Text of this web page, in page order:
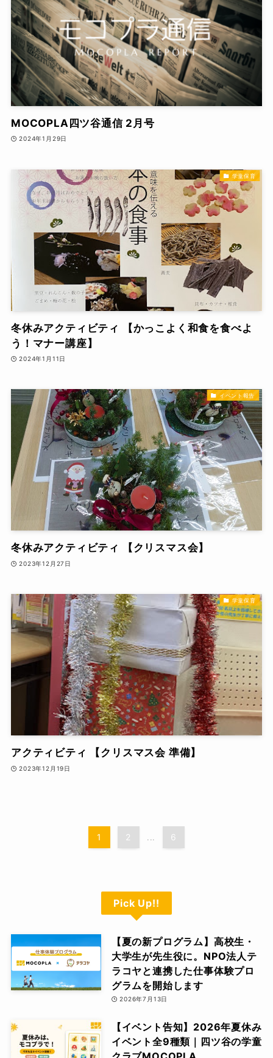
MOCOPLA四ツ谷通信 2月号
2024年1月29日
学童保育
冬休みアクティビティ 【かっこよく和食を食べよ
う！マナー講座】
2024年1月11日
イベント報告
冬休みアクティビティ 【クリスマス会】
2023年12月27日
学童保育
アクティビティ 【クリスマス会 準備】
2023年12月19日
1 2 ... 6
Pick Up!!
【夏の新プログラム】高校生・
大学生が先生役に。NPO法人テ
ラコヤと連携した仕事体験プロ
グラムを開始します
2026年7月13日
【イベント告知】2026年夏休み
イベント全9種類｜四ツ谷の学童